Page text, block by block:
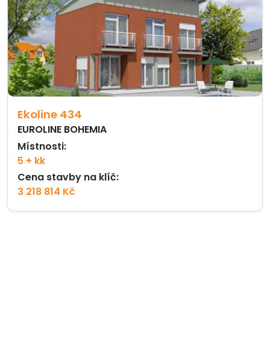
Ekoline 434
EUROLINE BOHEMIA
Místnosti:
5 + kk
Cena stavby na klíč:
3 218 814 Kč